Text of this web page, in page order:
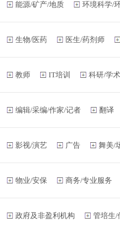
能源/矿产/地质 环境科学/
生物/医药 医生/药剂师
教师 IT培训 科研/学
编辑/采编/作家/记者 翻译
影视/演艺 广告 舞美/
物业/安保 商务/专业服务
政府及非盈利机构 管培生/